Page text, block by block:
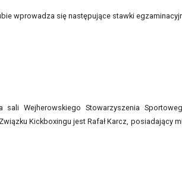
wprowadza się następujące stawki
Wejherowskiego Stowarzyszenia
Kickboxingu jest Rafał Karcz, posiadający